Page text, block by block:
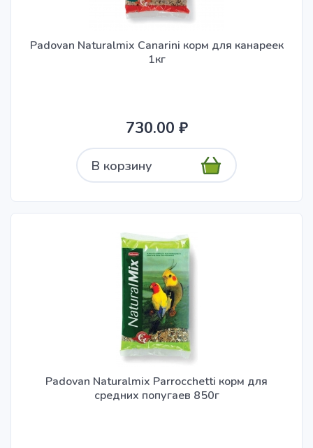
Padovan Naturalmix Canarini корм для канареек
1кг
730.00 ₽
В корзину
Padovan Naturalmix Parrocchetti корм для
средних попугаев 850г